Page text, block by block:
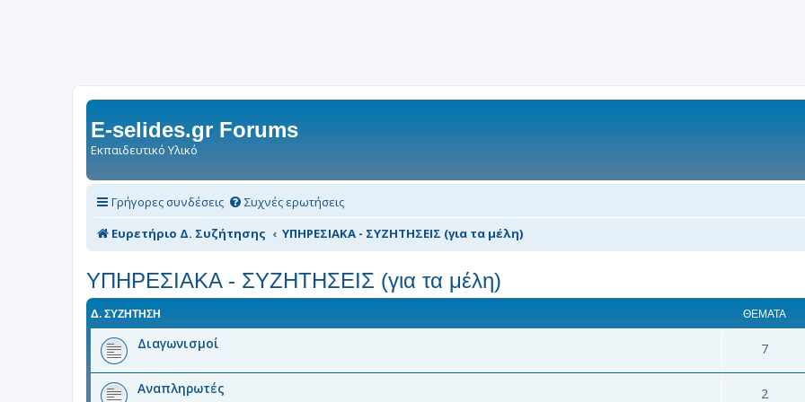
E-selides.gr Forums
Εκπαιδευτικό Υλικό
Γρήγορες συνδέσεις
Συχνές ερωτήσεις
Ευρετήριο Δ. Συζήτησης
ΥΠΗΡΕΣΙΑΚΑ - ΣΥΖΗΤΗΣΕΙΣ (για τα μέλη)
ΥΠΗΡΕΣΙΑΚΑ - ΣΥΖΗΤΗΣΕΙΣ (για τα μέλη)
Δ. ΣΥΖΉΤΗΣΗ ΘΈΜΑΤΑ
Διαγωνισμοί 7
Αναπληρωτές 2